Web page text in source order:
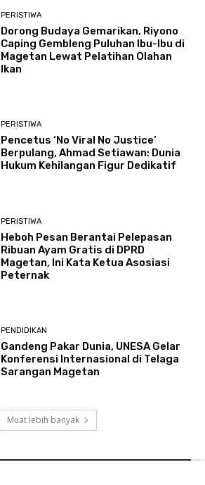
PERISTIWA
Dorong Budaya Gemarikan, Riyono
Caping Gembleng Puluhan Ibu-Ibu di
Magetan Lewat Pelatihan Olahan
Ikan
PERISTIWA
Pencetus ‘No Viral No Justice’
Berpulang, Ahmad Setiawan: Dunia
Hukum Kehilangan Figur Dedikatif
PERISTIWA
Heboh Pesan Berantai Pelepasan
Ribuan Ayam Gratis di DPRD
Magetan, Ini Kata Ketua Asosiasi
Peternak
PENDIDIKAN
Gandeng Pakar Dunia, UNESA Gelar
Konferensi Internasional di Telaga
Sarangan Magetan
Muat lebih banyak